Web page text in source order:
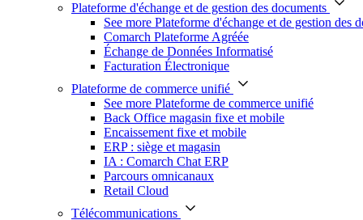
Plateforme d'échange et de gestion des documents
See more Plateforme d'échange et de gestion des
Comarch Plateforme Agréée
Échange de Données Informatisé
Facturation Électronique
Plateforme de commerce unifié
See more Plateforme de commerce unifié
Back Office magasin fixe et mobile
Encaissement fixe et mobile
ERP : siège et magasin
IA : Comarch Chat ERP
Parcours omnicanaux
Retail Cloud
Télécommunications